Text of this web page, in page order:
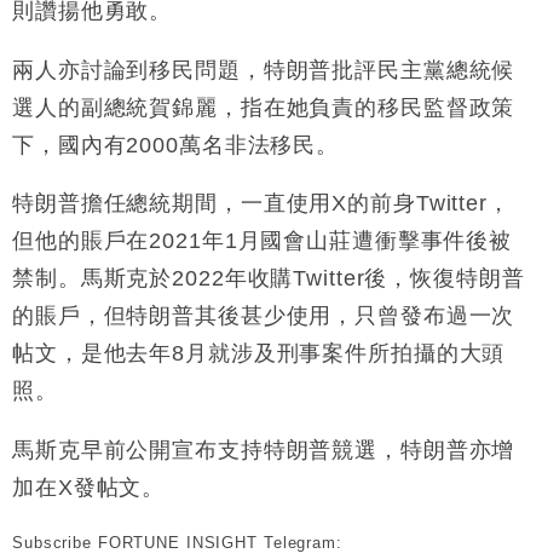
粦接任
15:11
財經｜韓股反覆波動收跌 連挫7周創逾3年最長跌勢
13:44
財經｜內地7月美元計價出口增近24%勝預期 貿易順
財經｜日本春季三度入市撐日圓 4月單日斥6.28萬億
日圓干預創新高
11:12
國際｜特朗普料美伊戰事快結束 承認部分彈藥庫存緊
15:59
財經｜SA售股自救後再出手 斥4億美元押注未上市公
司
則讚揚他勇敢。
兩人亦討論到移民問題，特朗普批評民主黨總統候
選人的副總統賀錦麗，指在她負責的移民監督政策
下，國內有2000萬名非法移民。
特朗普擔任總統期間，一直使用X的前身Twitter，
但他的賬戶在2021年1月國會山莊遭衝擊事件後被
禁制。馬斯克於2022年收購Twitter後，恢復特朗普
的賬戶，但特朗普其後甚少使用，只曾發布過一次
帖文，是他去年8月就涉及刑事案件所拍攝的大頭
照。
馬斯克早前公開宣布支持特朗普競選，特朗普亦增
加在X發帖文。
Subscribe FORTUNE INSIGHT Telegram: